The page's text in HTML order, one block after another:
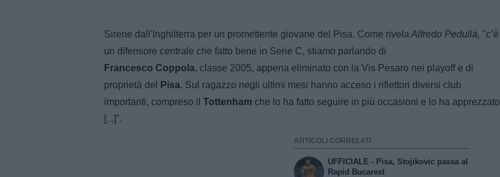
Sirene dall'Inghilterra per un promettente giovane del Pisa. Come rivela Alfredo Pedullà, "c’è
un difensore centrale che fatto bene in Serie C, stiamo parlando di
Francesco Coppola, classe 2005, appena eliminato con la Vis Pesaro nei playoff e di
proprietà del
Pisa. Sul ragazzo negli ultimi mesi hanno acceso i riflettori diversi club
importanti, compreso il Tottenham che lo ha fatto seguire in più occasioni e lo ha apprezzato
[...]".
ARTICOLI CORRELATI
UFFICIALE - Pisa, Stojikovic passa al
Rapid Bucarest